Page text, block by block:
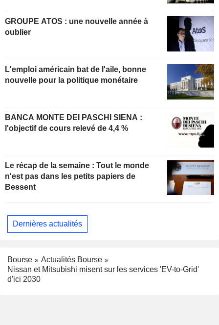
GROUPE ATOS : une nouvelle année à
oublier
L'emploi américain bat de l'aile, bonne
nouvelle pour la politique monétaire
BANCA MONTE DEI PASCHI SIENA :
l'objectif de cours relevé de 4,4 %
Le récap de la semaine : Tout le monde
n'est pas dans les petits papiers de
Bessent
Dernières actualités
Bourse
Actualités Bourse
Nissan et Mitsubishi misent sur les services 'EV-to-Grid'
d'ici 2030